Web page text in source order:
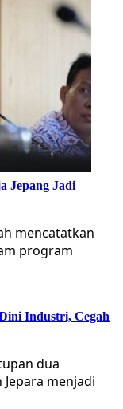
Jepang Jadi
mencatatkan
program
Industri, Cegah
dua
menjadi